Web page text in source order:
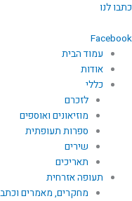
דילוג
כתבו לנו
Facebook
עמוד הבית
אודות
כללי
לזכרם
מוזיאונים ואוספים
ספרות תעופתית
שירים
תאריכים
תעופה אזרחית
מחקרים, מאמרים